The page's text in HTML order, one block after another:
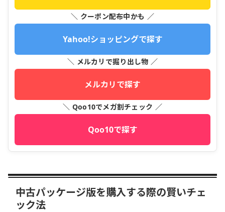
＼ クーポン配布中かも ／
Yahoo!ショッピングで探す
＼ メルカリで掘り出し物 ／
メルカリで探す
＼ Qoo10でメガ割チェック ／
Qoo10で探す
中古パッケージ版を購入する際の賢いチェ
ック法